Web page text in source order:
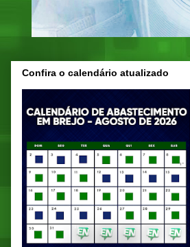
Confira o calendário atualizado